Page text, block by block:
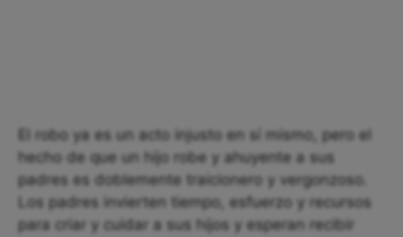
El robo ya es un acto injusto en sí mismo, pero el
hecho de que un hijo robe y ahuyente a sus
padres es doblemente traicionero y vergonzoso.
Los padres invierten tiempo, esfuerzo y recursos
para criar y cuidar a sus hijos y esperan recibir